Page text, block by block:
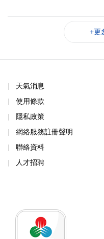
+更
天氣消息
使用條款
隱私政策
網絡服務註冊聲明
聯絡資料
人才招聘